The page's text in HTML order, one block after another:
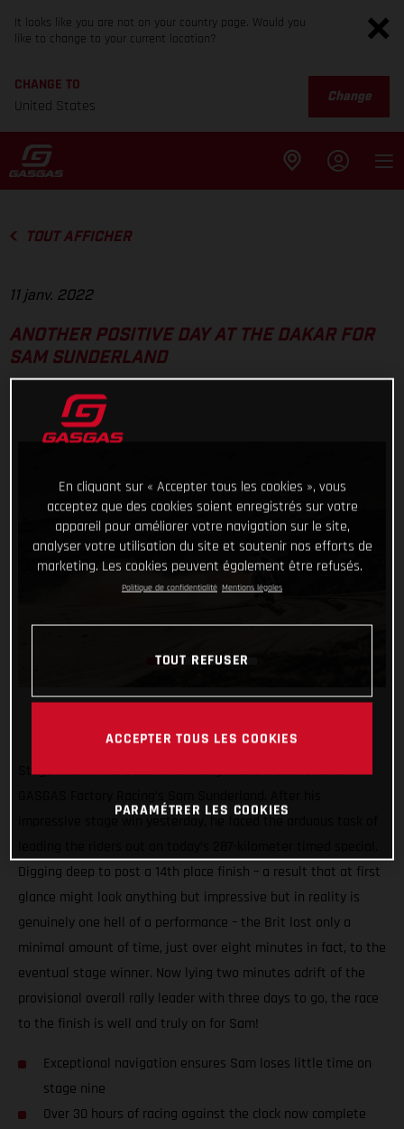
It looks like you are not on your country page. Would you
like to change to your current location?
CHANGE TO
United States
Change
TOUT AFFICHER
11 janv. 2022
ANOTHER POSITIVE DAY AT THE DAKAR FOR
SAM SUNDERLAND
Stage nine of the 2022 Dakar Rally was a crucial one for
Digging deep to post a 14th place finish – a result that at first
glance might look anything but impressive but in reality is
genuinely one hell of a performance – the Brit lost only a
minimal amount of time, just over eight minutes in fact, to the
eventual stage winner. Now lying two minutes adrift of the
provisional overall rally leader with three days to go, the race
to the finish is well and truly on for Sam!
Exceptional navigation ensures Sam loses little time on
stage nine
Over 30 hours of racing against the clock now complete
En cliquant sur « Accepter tous les cookies », vous
acceptez que des cookies soient enregistrés sur votre
appareil pour améliorer votre navigation sur le site,
analyser votre utilisation du site et soutenir nos efforts de
marketing. Les cookies peuvent également être refusés.
Politique de confidentialité Mentions légales
TOUT REFUSER
ACCEPTER TOUS LES COOKIES
PARAMÉTRER LES COOKIES